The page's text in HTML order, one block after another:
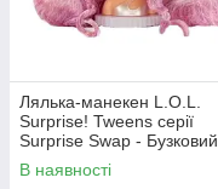
Лялька-манекен L.O.L.
Surprise! Tweens серії
Surprise Swap - Бузковий
образ 593522-8
В наявності